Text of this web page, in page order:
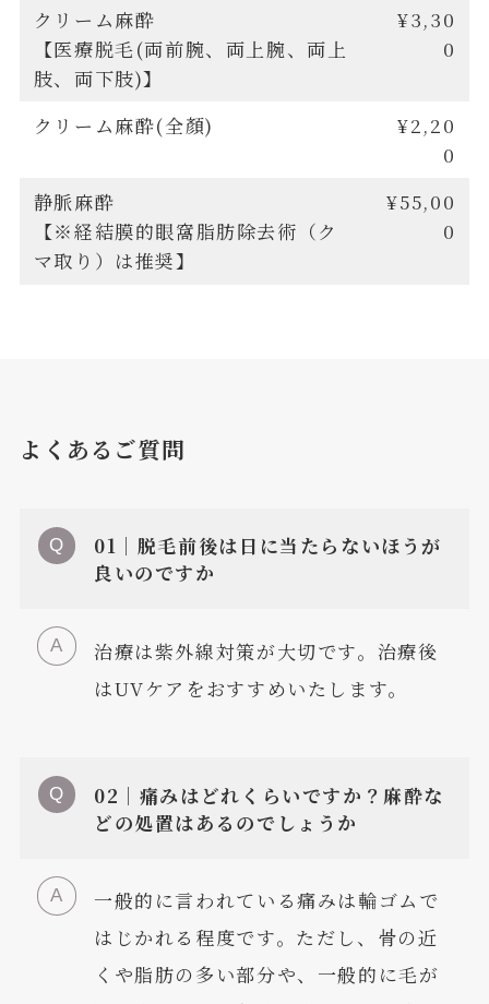
クリーム麻酔
【医療脱毛(両前腕、両上腕、両上
肢、両下肢)】
¥3,30
0
クリーム麻酔(全顏)
¥2,20
0
静脈麻酔
【※経結膜的眼窩脂肪除去術（ク
マ取り）は推奨】
¥55,00
0
よくあるご質問
01｜脱毛前後は日に当たらないほうが
良いのですか
治療は紫外線対策が大切です。治療後
はUVケアをおすすめいたします。
02｜痛みはどれくらいですか？麻酔な
どの処置はあるのでしょうか
一般的に言われている痛みは輪ゴムで
はじかれる程度です。ただし、骨の近
くや脂肪の多い部分や、一般的に毛が